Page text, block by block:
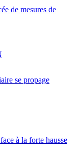
de mesures de
se propage
à la forte hausse